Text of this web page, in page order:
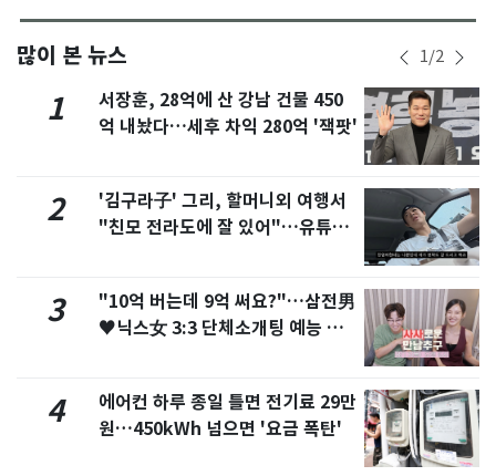
많이 본 뉴스 1/2
1
서장훈, 28억에 산 강남 건물 450
억 내놨다…세후 차익 280억 '잭팟'
2
'김구라子' 그리, 할머니외 여행서
"친모 전라도에 잘 있어"…유튜브
3
"10억 버는데 9억 써요?"…삼전男
♥닉스女 3:3 단체소개팅 예능 화
4
에어컨 하루 종일 틀면 전기료 29만
원…450kWh 넘으면 '요금 폭탄'